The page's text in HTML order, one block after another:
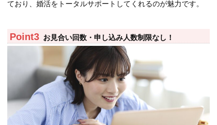
ており、婚活をトータルサポートしてくれるのが魅力です。
お見合い回数・申し込み人数制限なし！